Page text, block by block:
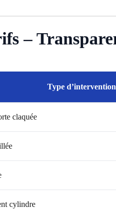
–
Type d’intervention
claquée
cylindre